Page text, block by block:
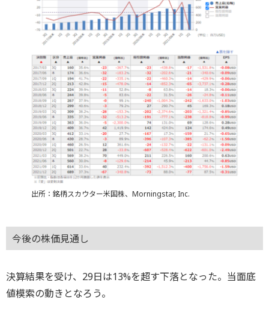
出所：銘柄スカウター米国株、Morningstar, Inc.
今後の株価見通し
決算結果を受け、29日は13%を超す下落となった。当面底
値模索の動きとなろう。